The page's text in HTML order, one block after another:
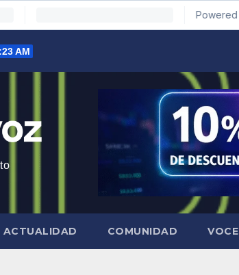
AM
ACTUALIDAD COMUNIDAD